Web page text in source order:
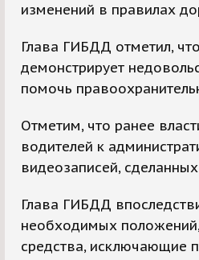
изменений в правилах
Глава ГИБДД отметил,
демонстрирует
помочь
Отметим, что ранее
водителей к
видеозаписей,
Глава ГИБДД
необходимых положений,
средства, исключающие